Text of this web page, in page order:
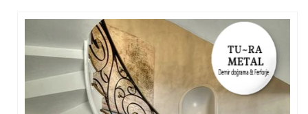
FERFORJE GARAJ KAPISI MODELLERİ
FERFORJE DUVAR ÜSTÜ KORKULUK MODELLERİ
FERFORJE BALKON KORKULUK MODELLERİ